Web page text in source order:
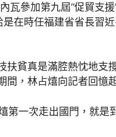
瓦參加第九屆“促貿支
在時任福建省省長習
扶貧真是滿腔熱忱地
間，林占熺向記者回憶
第一次走出國門，就